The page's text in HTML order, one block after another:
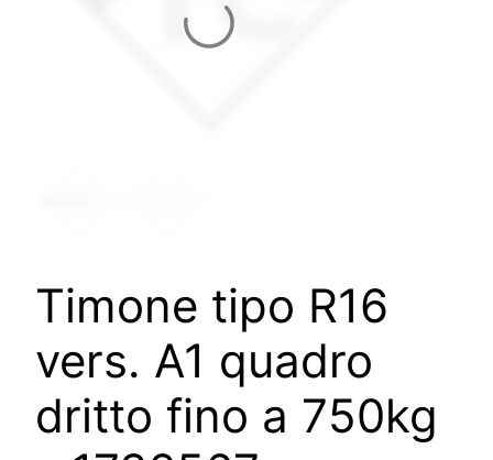
Timone tipo R16
vers. A1 quadro
dritto fino a 750kg